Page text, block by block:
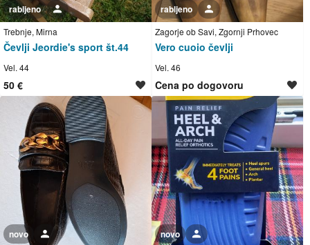
Čevlji Jeordie's sport št.44
Trebnje, Mirna
rabljeno
Vel. 44
50 €
Vero cuoio čevlji
Zagorje ob Savi, Zgornji Prhovec
rabljeno
Vel. 46
Cena po dogovoru
novo novo